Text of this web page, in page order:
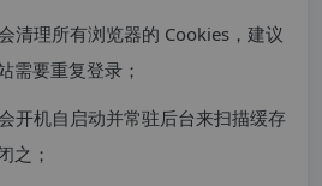
清理所有浏览器的 Cookies，建议
需要重复登录；
开机自启动并常驻后台来扫描缓存
之；